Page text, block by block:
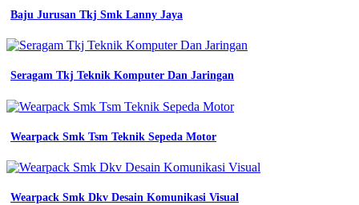
Wearpack
2
Surakarta
Smk
2
Yogyakarta
Baju Jurusan Tkj Smk Lanny Jaya
Seragam Tkj Teknik Komputer Dan Jaringan
Wearpack Smk Tsm Teknik Sepeda Motor
Wearpack Smk Dkv Desain Komunikasi Visual